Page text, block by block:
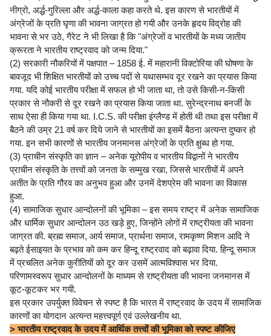
नीग्रो, अर्द्ध-गुरिल्ला और अर्द्ध-काला कहा करते थे. इस कारण से भारतीयों में
अंग्रेजों के प्रति घृणा की भावना जाग्रत हो गयी और उनके हृदय विद्रोह की
भावना से भर उठे, गैरेट ने भी लिखा है कि "अंग्रेजों व भारतीयों के मध्य जातीय
क्रूरता ने भारतीय राष्ट्रवाद को जन्म दिया."
(2) सरकारी नौकरियों में पक्षपात – 1858 ई. में महारानी विक्टोरिया की घोषणा के
बावजूद भी शिक्षित भारतीयों को उच्च पदों से यथासम्भव दूर रखने का प्रयास किया
गया. यदि कोई भारतीय परीक्षा में सफल हो भी जाता था, तो उसे किसी-न-किसी
प्रकार से नौकरी से दूर रखने का प्रयास किया जाता था. सुरेन्द्रनाथ बनर्जी के
साथ ऐसा ही किया गया था. I.C.S. की परीक्षा इंग्लैण्ड में होती थी तथा इस परीक्षा में
बैठने की उम्र 21 वर्ष कर दिये जाने से भारतीयों का इसमें बैठना अत्यन्त दुष्कर हो
गया. इन सभी कारणों से भारतीय जनमानस अंग्रेजों के प्रति क्षुब्ध हो गया.
(3) प्राचीन संस्कृति का ज्ञान – अनेक यूरोपीय व भारतीय विद्वानों ने भारतीय
प्राचीन संस्कृति के तत्त्वों को जनता के सम्मुख रखा, जिससे भारतीयों में अपने
अतीत के प्रति गौरव का अनुभव हुआ और उनमें देशप्रेम की भावना का विकास
हुआ.
(4) सामाजिक सुधार आन्दोलनों की भूमिका – इस समय राष्ट्र में अनेक सामाजिक
और धार्मिक सुधार आन्दोलन उठ खड़े हुए, जिन्होंने लोगों में राष्ट्रीयता की भावना
जाग्रत की. ब्रह्म समाज, आर्य समाज, प्रार्थना समाज, रामकृष्ण मिशन आदि ने
बढ़ते ईसाइयत के प्रभाव को कम कर हिन्दू राष्ट्रवाद को बढ़ावा दिया. हिन्दू समाज
में प्रचलित अनेक कुरीतियों को दूर कर उसमें आत्मविश्वास भर दिया.
परिणामस्वरूप सुधार आन्दोलनों के माध्यम से राष्ट्रीयता की भावना जनमानस में
कूट-कूटकर भर गयी.
इस प्रकार उपर्युक्त विवेचन से स्पष्ट है कि भारत में राष्ट्रवाद के उदय में सामाजिक
कारणों का योगदान अत्यन्त महत्त्वपूर्ण एवं उल्लेखनीय था.
> भारतीय राष्ट्रवाद के उदय में आर्थिक तत्त्वों की भूमिका को स्पष्ट कीजिए